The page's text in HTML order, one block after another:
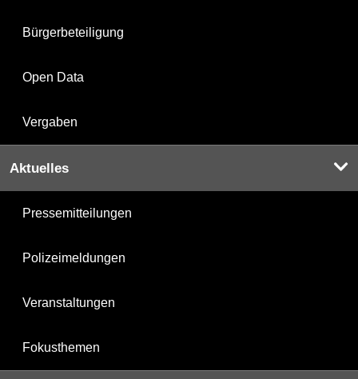
Bürgerbeteiligung
Open Data
Vergaben
Aktuelles
Pressemitteilungen
Polizeimeldungen
Veranstaltungen
Fokusthemen